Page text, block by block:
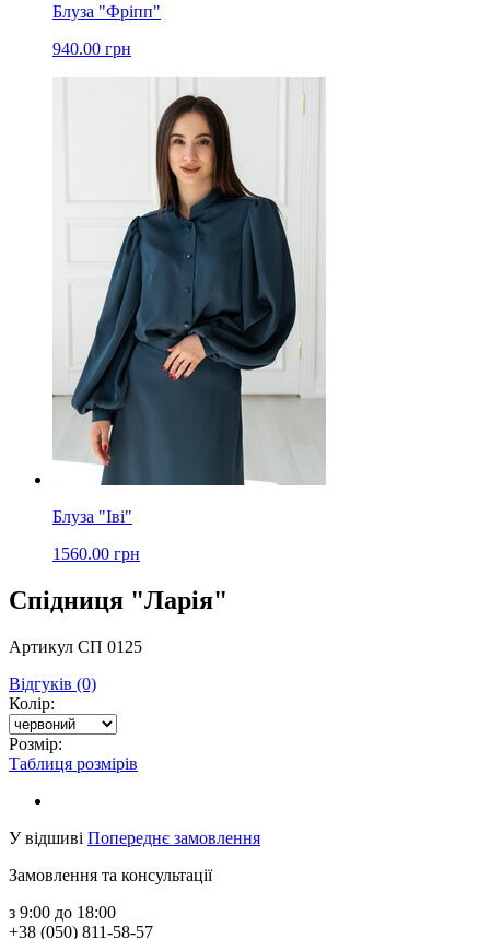
Блуза "Фріпп"
940.00 грн
Блуза "Іві"
1560.00 грн
Спідниця "Ларія"
Артикул СП 0125
Відгуків (0)
Колір:
Розмір:
Таблиця розмірів
У відшиві Попереднє замовлення
Замовлення та консультації
з 9:00 до 18:00
+38 (050) 811-58-57